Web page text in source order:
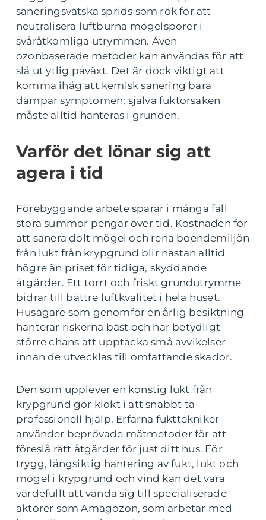
saneringsvätska sprids som rök för att
neutralisera luftburna mögelsporer i
svåråtkomliga utrymmen. Även
ozonbaserade metoder kan användas för att
slå ut ytlig påväxt. Det är dock viktigt att
komma ihåg att kemisk sanering bara
dämpar symptomen; själva fuktorsaken
måste alltid hanteras i grunden.
Varför det lönar sig att
agera i tid
Förebyggande arbete sparar i många fall
stora summor pengar över tid. Kostnaden för
att sanera dolt mögel och rena boendemiljön
från lukt från krypgrund blir nästan alltid
högre än priset för tidiga, skyddande
åtgärder. Ett torrt och friskt grundutrymme
bidrar till bättre luftkvalitet i hela huset.
Husägare som genomför en årlig besiktning
hanterar riskerna bäst och har betydligt
större chans att upptäcka små avvikelser
innan de utvecklas till omfattande skador.
Den som upplever en konstig lukt från
krypgrund gör klokt i att snabbt ta
professionell hjälp. Erfarna fukttekniker
använder beprövade mätmetoder för att
föreslå rätt åtgärder för just ditt hus. För
trygg, långsiktig hantering av fukt, lukt och
mögel i krypgrund och vind kan det vara
värdefullt att vända sig till specialiserade
aktörer som Amagozon, som arbetar med